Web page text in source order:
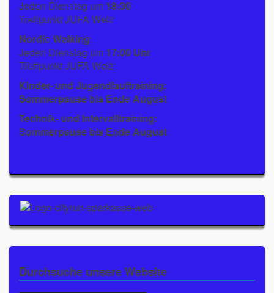
Jeden Dienstag um 18:30
Treffpunkt JUFA Weiz
Nordic Walking:
Jeden Dienstag um 17:00 Uhr
Treffpunkt JUFA Weiz
Kinder- und Jugendlauftraining:
Sommerpause bis Ende August
Technik- und Intervalltraining:
Sommerpause bis Ende August
Durchsuche unsere Website